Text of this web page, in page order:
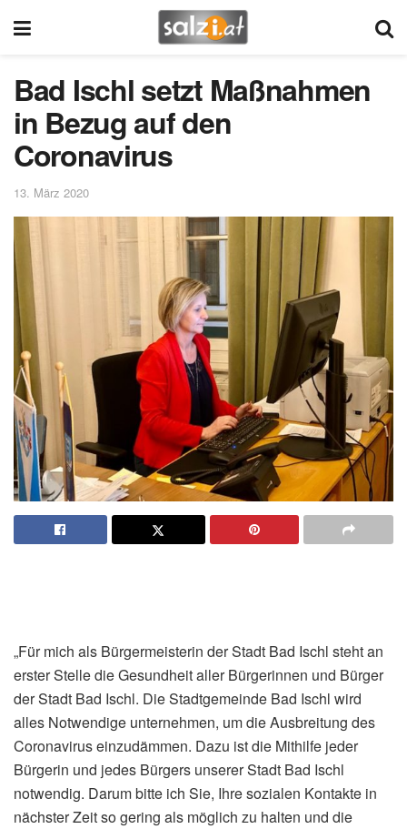
Bad Ischl setzt Maßnahmen
in Bezug auf den
Coronavirus
13. März 2020
„Für mich als Bürgermeisterin der Stadt Bad Ischl steht an
erster Stelle die Gesundheit aller Bürgerinnen und Bürger
der Stadt Bad Ischl. Die Stadtgemeinde Bad Ischl wird
alles Notwendige unternehmen, um die Ausbreitung des
Coronavirus einzudämmen. Dazu ist die Mithilfe jeder
Bürgerin und jedes Bürgers unserer Stadt Bad Ischl
notwendig. Darum bitte ich Sie, Ihre sozialen Kontakte in
nächster Zeit so gering als möglich zu halten und die